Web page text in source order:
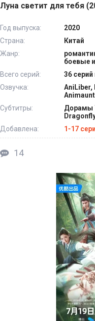
Луна светит для тебя
Год выпуска:
2020
Страна:
Китай
Жанр:
боевые
Всего серий:
36
Озвучка:
Animaunt
Субтитры:
Дорамы
Добавлена:
1-17
14